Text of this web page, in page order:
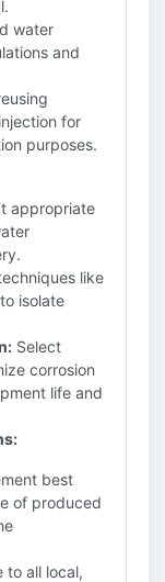
water
and
for
purposes.
appropriate
like
isolate
Select
corrosion
life and
best
of produced
to all local,